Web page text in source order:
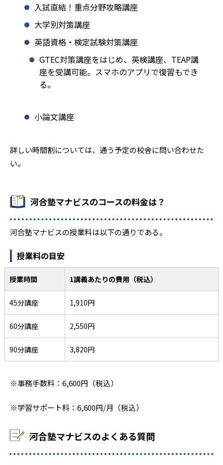
入試直結！重点分野攻略講座
大学別対策講座
英語資格・検定試験対策講座
GTEC対策講座をはじめ、英検講座、TEAP講
座を受講可能。スマホのアプリで復習もでき
る。
小論文講座
詳しい時間割については、通う予定の校舎に問い合わせた
い。
河合塾マナビスのコースの料金は？
河合塾マナビスの授業料は以下の通りである。
授業料の目安
授業時間 1講義あたりの費用（税込）
45分講座 1,910円
60分講座 2,550円
90分講座 3,820円
※事務手数料：6,600円（税込）
※学習サポート料：6,600円/月（税込）
河合塾マナビスのよくある質問